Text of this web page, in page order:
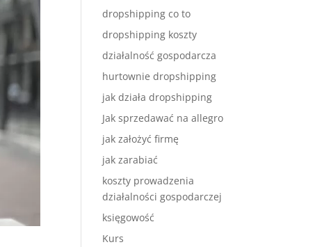
dropshipping co to
dropshipping koszty
działalność gospodarcza
hurtownie dropshipping
jak działa dropshipping
Jak sprzedawać na allegro
jak założyć firmę
jak zarabiać
koszty prowadzenia
działalności gospodarczej
księgowość
Kurs